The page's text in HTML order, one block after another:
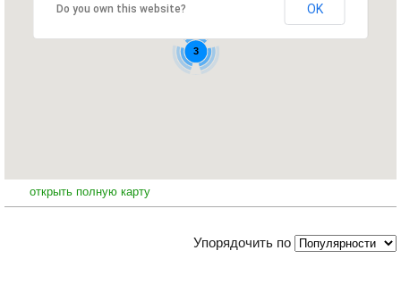
3
Do you own this website? OK
открыть полную карту
Упорядочить по